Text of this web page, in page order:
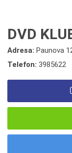
DVD
Adresa: Paunova
Telefon: 3985622